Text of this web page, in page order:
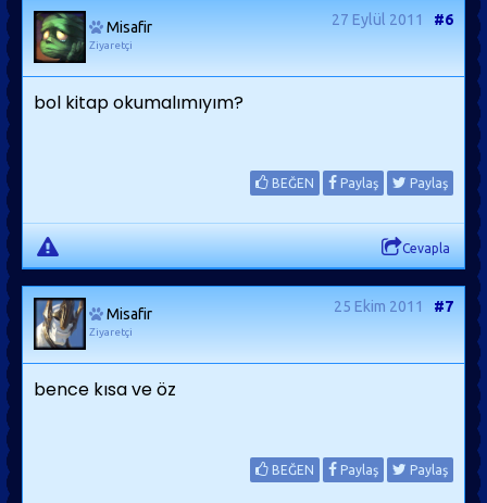
Misafir
Ziyaretçi
27 Eylül 2011 #6
bol kitap okumalımıyım?
BEĞEN Paylaş Paylaş
Cevapla
Misafir
Ziyaretçi
25 Ekim 2011 #7
bence kısa ve öz
BEĞEN Paylaş Paylaş